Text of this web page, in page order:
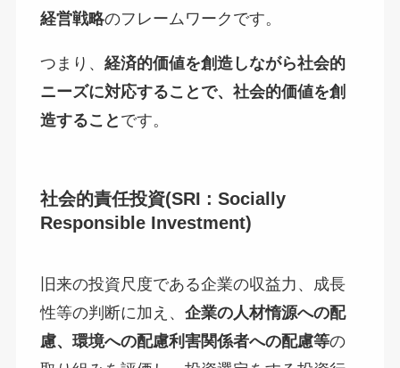
経営戦略のフレームワークです。
つまり、 経済的価値を創造しながら社会的
ニーズに対応することで、社会的価値を創
造すること です。
社会的責任投資(SRI : Socially
Responsible Investment)
旧来の投資尺度である企業の収益力、成長
性等の判断に加え、 企業の人材惰源への配
慮、環境への配慮利害関係者への配慮等の